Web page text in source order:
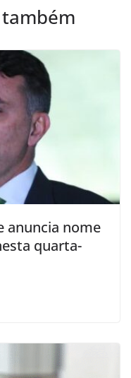
anuncia nome
quarta-